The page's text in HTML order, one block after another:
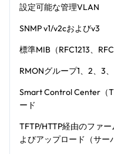
設定可能な管理VLAN
SNMP v1/v2cおよびv3
標準MIB（RFC1213、
RMONグループ1、2、3
Smart Control Center（
ード
TFTP/HTTP経由のファ
よびアップロード（サー